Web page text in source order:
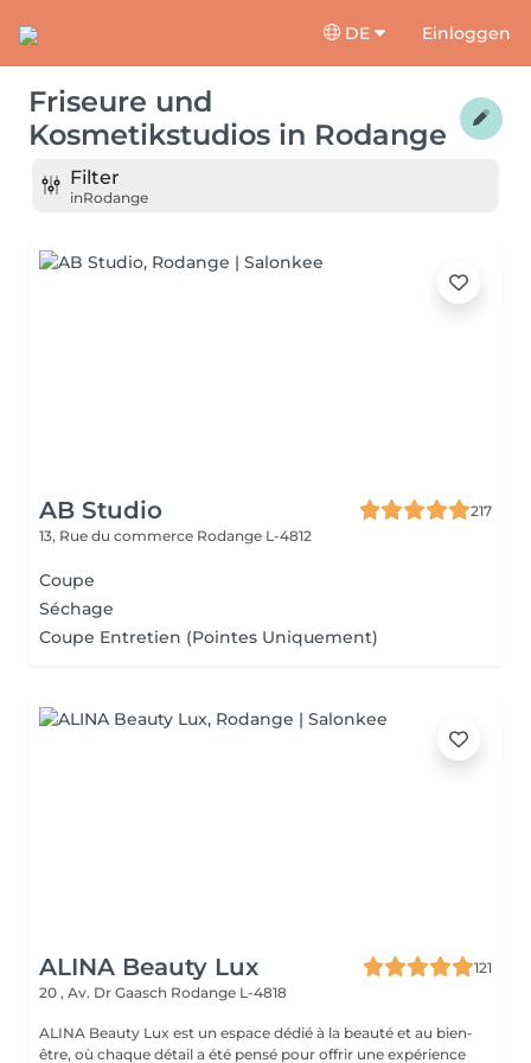
DE Einloggen
Friseure und
Kosmetikstudios in Rodange
Filter
inRodange
AB Studio
217
13, Rue du commerce Rodange L-4812
Coupe
Séchage
Coupe Entretien (Pointes Uniquement)
ALINA Beauty Lux
121
20 , Av. Dr Gaasch Rodange L-4818
ALINA Beauty Lux est un espace dédié à la beauté et au bien-
être, où chaque détail a été pensé pour offrir une expérience